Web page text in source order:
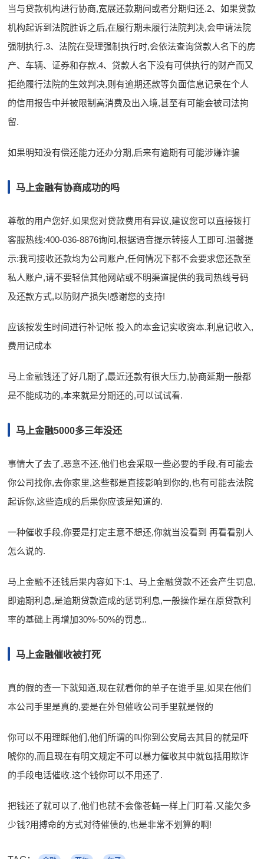
当与贷款机构进行协商,宽展还款期间或者分期归还.2、如果贷款
机构起诉到法院胜诉之后,在履行期未履行法院判决,会申请法院
强制执行.3、法院在受理强制执行时,会依法查询贷款人名下的房
产、车辆、证券和存款.4、贷款人名下没有可供执行的财产而又
拒绝履行法院的生效判决,则有逾期还款等负面信息记录在个人
的信用报告中并被限制高消费及出入境,甚至有可能会被司法拘
留.
如果明知没有偿还能力还办分期,后来有逾期有可能涉嫌诈骗
马上金融有协商成功的吗
尊敬的用户您好,如果您对贷款费用有异议,建议您可以直接拨打
客服热线:400-036-8876询问,根据语音提示转接人工即可.温馨提
示:我司接收还款均为公司账户,任何情况下都不会要求您还款至
私人账户,请不要轻信其他网站或不明渠道提供的我司热线号码
及还款方式,以防财产损失!感谢您的支持!
应该按发生时间进行补记帐 投入的本金记实收资本,利息记收入,
费用记成本
马上金融钱还了好几期了,最近还款有很大压力,协商延期一般都
是不能成功的,本来就是分期还的,可以试试看.
马上金融5000多三年没还
事情大了去了,恶意不还,他们也会采取一些必要的手段,有可能去
你公司找你,去你家里,这些都是直接影响到你的,也有可能去法院
起诉你,这些造成的后果你应该是知道的.
一种催收手段,你要是打定主意不想还,你就当没看到 再看看别人
怎么说的.
马上金融不还钱后果内容如下:1、马上金融贷款不还会产生罚息,
即逾期利息,是逾期贷款造成的惩罚利息,一般操作是在原贷款利
率的基础上再增加30%-50%的罚息..
马上金融催收被打死
真的假的查一下就知道,现在就看你的单子在谁手里,如果在他们
本公司手里是真的,要是在外包催收公司手里就是假的
你可以不用理睬他们,他们所谓的叫你到公安局去其目的就是吓
唬你的,而且现在有明文规定不可以暴力催收其中就包括用欺诈
的手段电话催收.这个钱你可以不用还了.
把钱还了就可以了,他们也就不会像苍蝇一样上门盯着.又能欠多
少钱?用搏命的方式对待催债的,也是非常不划算的啊!